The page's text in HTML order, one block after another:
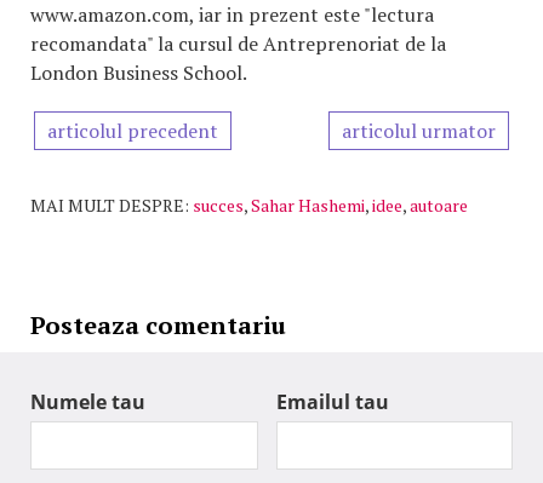
www.amazon.com, iar in prezent este "lectura
recomandata" la cursul de Antreprenoriat de la
London Business School.
articolul precedent articolul urmator
MAI MULT DESPRE: succes,Sahar Hashemi,idee,autoare
Posteaza comentariu
Numele tau Emailul tau